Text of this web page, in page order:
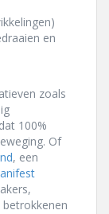
en
zoals
100%
Of
, een